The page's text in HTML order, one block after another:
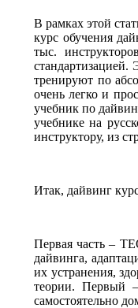
В рамках этой
курс обучения
тыс.
тренируют по
очень легко и
учебник по
учебнике на
инструктору, из
Итак, дайвинг
Первая часть –
дайвинга,
их устранения,
теории. Первый
самостоятельно